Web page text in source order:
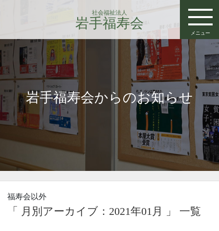
社会福祉法人
岩手福寿会
メニュー
岩手福寿会からのお知らせ
福寿会以外
「 月別アーカイブ：2021年01月 」 一覧